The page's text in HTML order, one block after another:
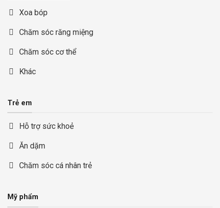
Xoa bóp
Chăm sóc răng miệng
Chăm sóc cơ thể
Khác
Trẻ em
Hỗ trợ sức khoẻ
Ăn dặm
Chăm sóc cá nhân trẻ
Mỹ phẩm